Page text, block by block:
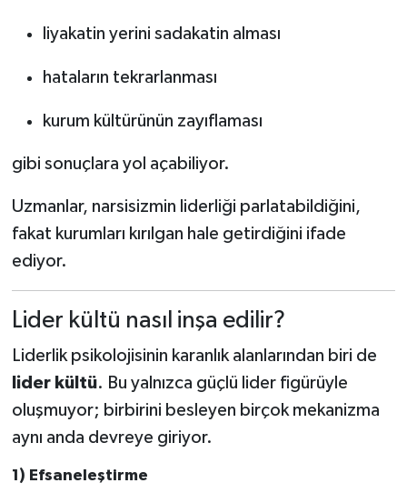
liyakatin yerini sadakatin alması
hataların tekrarlanması
kurum kültürünün zayıflaması
gibi sonuçlara yol açabiliyor.
Uzmanlar, narsisizmin liderliği parlatabildiğini,
fakat kurumları kırılgan hale getirdiğini ifade
ediyor.
Lider kültü nasıl inşa edilir?
Liderlik psikolojisinin karanlık alanlarından biri de
lider kültü. Bu yalnızca güçlü lider figürüyle
oluşmuyor; birbirini besleyen birçok mekanizma
aynı anda devreye giriyor.
1) Efsaneleştirme